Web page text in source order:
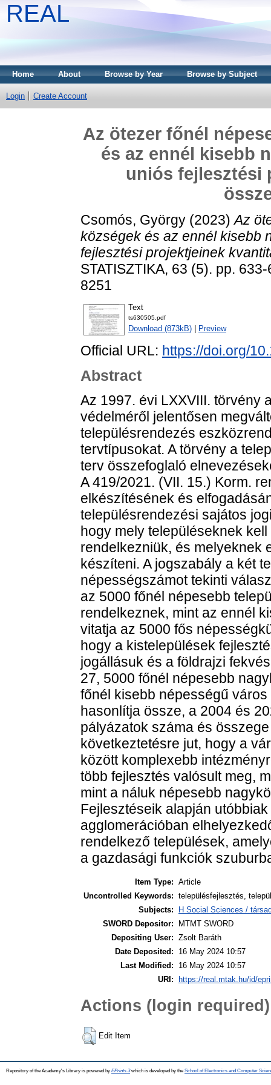
REAL
Home About Browse by Year Browse by Subject
Login Create Account
Az ötezer főnél
és az ennél kisebb
uniós fejlesztési
Csomós, György (2023)Az
községek és az ennél kisebb
fejlesztési projektjeinek
STATISZTIKA, 63 (5). pp.
8251
Text
ts630505.pdf
Download (873kB) Preview
Official URL: https://doi.org/
Abstract
Az 1997. évi LXXVIII. törvény
védelméről jelentősen
településrendezés
tervtípusokat. A törvény a
terv összefoglaló
A 419/2021. (VII. 15.) Korm.
elkészítésének és
településrendezési sajátos
hogy mely településeknek
rendelkezniük, és melyeknek
készíteni. A jogszabály a két
népességszámot tekinti
az 5000 főnél népesebb
rendelkeznek, mint az ennél
vitatja az 5000 fős
hogy a kistelepülések
jogállásuk és a földrajzi
27, 5000 főnél népesebb
főnél kisebb népességű
hasonlítja össze, a 2004 és
pályázatok száma és
következtetésre jut, hogy a
között komplexebb
több fejlesztés valósult meg,
mint a náluk népesebb
Fejlesztéseik alapján
agglomerációban
rendelkező települések,
a gazdasági funkciók
Item Type: Article
Uncontrolled Keywords: településfejlesztés,
Subjects:
H Social Sciences /
SWORD Depositor:
MTMT SWORD
Depositing User: Zsolt Baráth
Date Deposited:
16 May 2024 10:57
Last Modified:
16 May 2024 10:57
URI:
https://real.mtak.hu/id/
Actions (login required)
Edit Item
Repository of the Academy's Library is powered by EPrints 3which is developed by the School of Electronics and Computer